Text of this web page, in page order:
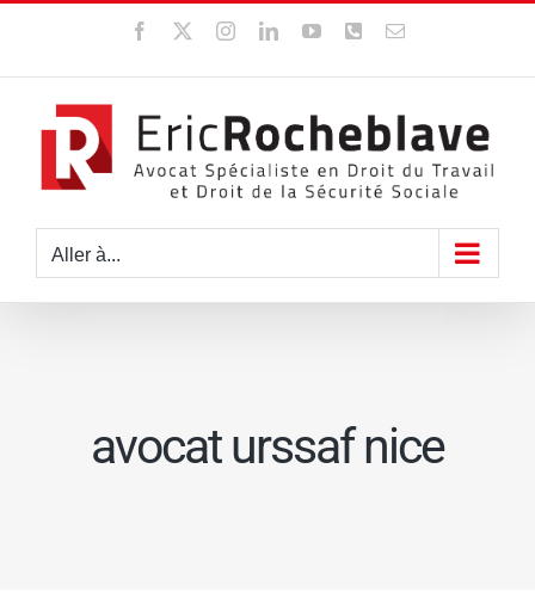
contenu
Facebook InstagramLinkedInYouTubeWhatsApp
Email
Aller à...
avocat urssaf nice